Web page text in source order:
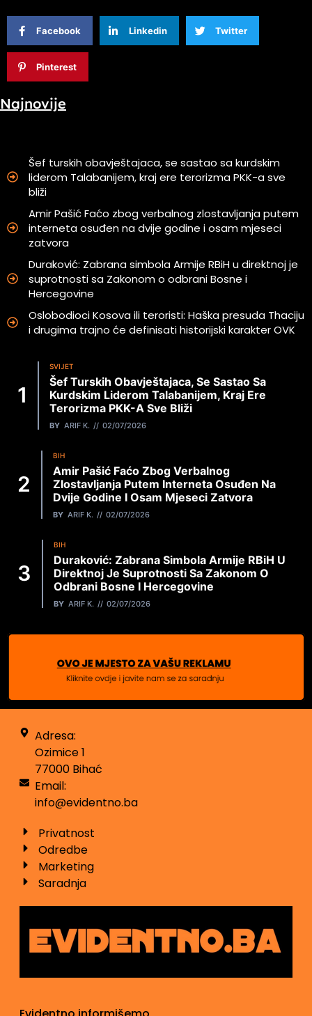
Facebook Linkedin Twitter
Pinterest
Najnovije
Šef turskih obavještajaca, se sastao sa kurdskim
liderom Talabanijem, kraj ere terorizma PKK-a sve
bliži
Amir Pašić Faćo zbog verbalnog zlostavljanja putem
interneta osuđen na dvije godine i osam mjeseci
zatvora
Duraković: Zabrana simbola Armije RBiH u direktnoj je
suprotnosti sa Zakonom o odbrani Bosne i
Hercegovine
Oslobodioci Kosova ili teroristi: Haška presuda Thaciju
i drugima trajno će definisati historijski karakter OVK
SVIJET
Šef Turskih Obavještajaca, Se Sastao Sa
Kurdskim Liderom Talabanijem, Kraj Ere
Terorizma PKK-A Sve Bliži
BY ARIF K. 02/07/2026
BIH
Amir Pašić Faćo Zbog Verbalnog
Zlostavljanja Putem Interneta Osuđen Na
Dvije Godine I Osam Mjeseci Zatvora
BY ARIF K. 02/07/2026
BIH
Duraković: Zabrana Simbola Armije RBiH U
Direktnoj Je Suprotnosti Sa Zakonom O
Odbrani Bosne I Hercegovine
BY ARIF K. 02/07/2026
Adresa:
Ozimice 1
77000 Bihać
Email:
info@evidentno.ba
Privatnost
Odredbe
Marketing
Saradnja